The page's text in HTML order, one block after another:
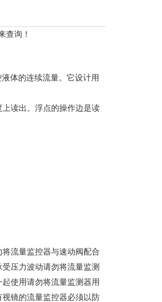
查询！
体的连续流量。它设计用
读出。浮点的操作边是读
流量监控器与速动阀配合
压力波动请勿将流量监测
使用请勿将流量监测器用
镜的流量监控器必须以防